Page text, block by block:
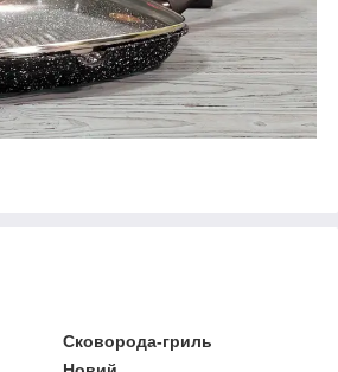
Сковорода-гриль